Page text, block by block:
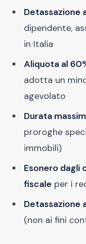
Detassazione
dipendente,
in Italia
Aliquota al
adotta un
agevolato
Durata
proroghe
immobili)
Esonero dagli
fiscale per i
Detassazione
(non ai fini